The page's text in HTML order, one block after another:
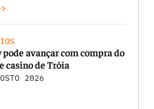
pode avançar com compra do
casino de Tróia
2026